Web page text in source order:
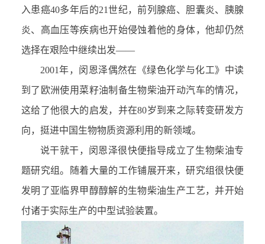
入患癌40多年后的21世纪，前列腺癌、胆囊炎、胰腺
炎、高血压等疾病也开始侵蚀着他的身体，他却仍然
选择在艰险中继续出发——
2001年，闵恩泽偶然在《绿色化学与化工》中读
到了欧洲使用菜籽油制备生物柴油开动汽车的情况，
这给了他很大的启发，并在80岁到来之际转变研发方
向，挺进中国生物物质资源利用的新领域。
说干就干，闵恩泽很快便指导成立了生物柴油专
题研究组。随着大量的工作铺展开来，研究组很快便
发明了亚临界甲醇醇解的生物柴油生产工艺，并开始
付诸于实际生产的中型试验装置。